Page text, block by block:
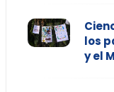
los
y el